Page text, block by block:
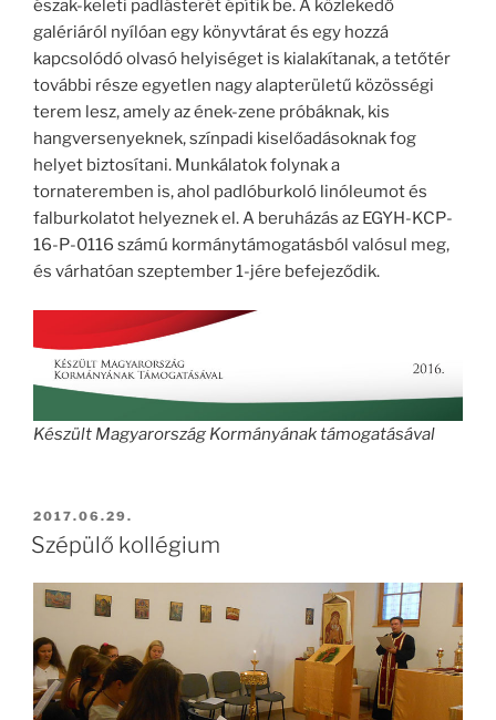
észak-keleti padlásterét építik be. A közlekedő
galériáról nyílóan egy könyvtárat és egy hozzá
kapcsolódó olvasó helyiséget is kialakítanak, a tetőtér
további része egyetlen nagy alapterületű közösségi
terem lesz, amely az ének-zene próbáknak, kis
hangversenyeknek, színpadi kiselőadásoknak fog
helyet biztosítani. Munkálatok folynak a
tornateremben is, ahol padlóburkoló linóleumot és
falburkolatot helyeznek el. A beruházás az EGYH-KCP-
16-P-0116 számú kormánytámogatásból valósul meg,
és várhatóan szeptember 1-jére befejeződik.
Készült Magyarország Kormányának támogatásával
BEKÜLDVE:
2017.06.29.
Szépülő kollégium